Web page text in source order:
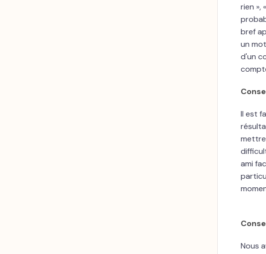
rien »,
bref
un
d'un
Il est
mettre
ami
Nous